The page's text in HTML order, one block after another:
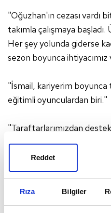
Rıza Bilgiler
Reddet
"Oğuzhan'ın cezası vardı
takımla çalışmaya
Her şey yolunda giderse
sezon boyunca ihtiyacımız
"İsmail, kariyerim boyunca
eğitimli oyunculardan biri."
"Taraftarlarımızdan
koparmak için çok önemli
bir atmosfer olmasını
Arsenal maçlarındaki gibi